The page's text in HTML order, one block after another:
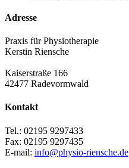
Adresse
Praxis für Physiotherapie
Kerstin Riensche
Kaiserstraße 166
42477 Radevormwald
Kontakt
Tel.: 02195 9297433
Fax: 02195 9297435
E-mail: info@physio-riensche.de